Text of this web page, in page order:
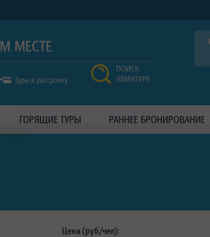
Туры в рассрочку
ПОИСК
АВИАТУРА
ГОРЯЩИЕ ТУРЫ РАННЕЕ БРОНИРОВАНИЕ
Цена (руб./чел):